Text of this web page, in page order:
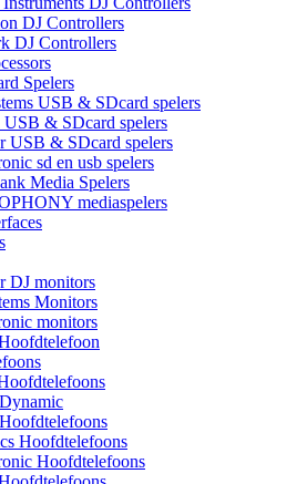
DJ Controllers
DJ Controllers
Spelers
USB & SDcard spelers
USB & SDcard spelers
USB & SDcard spelers
sd en usb spelers
Media Spelers
mediaspelers
DJ monitors
Monitors
monitors
Hoofdtelefoons
Hoofdtelefoons